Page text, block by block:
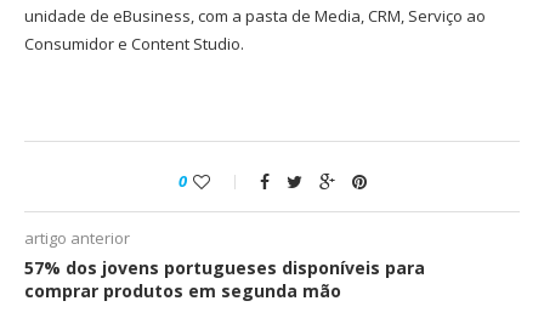
unidade de eBusiness, com a pasta de Media, CRM, Serviço ao
Consumidor e Content Studio.
0
artigo anterior
57% dos jovens portugueses disponíveis para
comprar produtos em segunda mão